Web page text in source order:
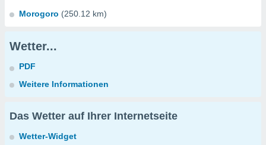
Morogoro (250.12 km)
Wetter...
PDF
Weitere Informationen
Das Wetter auf Ihrer Internetseite
Wetter-Widget